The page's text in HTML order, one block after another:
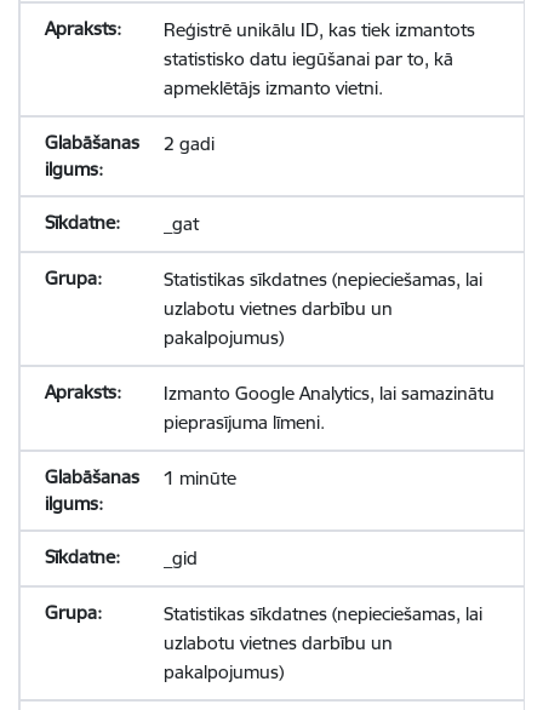
Reģistrē unikālu ID, kas tiek izmantots
statistisko datu iegūšanai par to, kā
apmeklētājs izmanto vietni.
2 gadi
_gat
Statistikas sīkdatnes (nepieciešamas, lai
uzlabotu vietnes darbību un
pakalpojumus)
Izmanto Google Analytics, lai samazinātu
pieprasījuma līmeni.
1 minūte
_gid
Statistikas sīkdatnes (nepieciešamas, lai
uzlabotu vietnes darbību un
pakalpojumus)